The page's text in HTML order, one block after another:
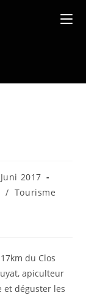
2017
/ Tourisme
du Clos
apiculteur
et déguster les